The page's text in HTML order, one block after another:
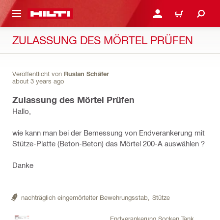
ANMELDEN ODER
WARENKORB
ZULASSUNG DES MÖRTEL PRÜFEN
Veröffentlicht von Ruslan Schäfer
about 3 years ago
Zulassung des Mörtel Prüfen
Hallo,
wie kann man bei der Bemessung von Endverankerung mit
Stütze-Platte (Beton-Beton) das Mörtel 200-A auswählen ?
Danke
nachträglich eingemörtelter Bewehrungsstab, Stütze
Endverankerung Socken Tank